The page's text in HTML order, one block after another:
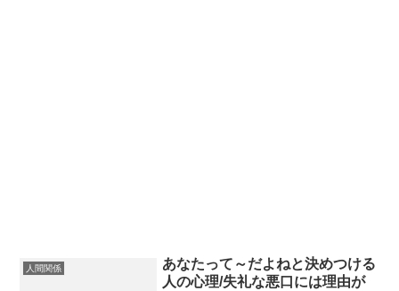
人間関係
あなたって～だよねと決めつける
人の心理/失礼な悪口には理由が